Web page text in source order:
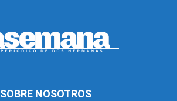
SOBRE NOSOTROS